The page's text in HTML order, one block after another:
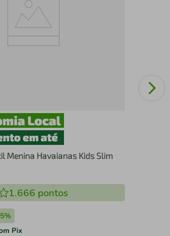
Menina Havaianas Kids Slim
1.666 pontos
5%
Pix